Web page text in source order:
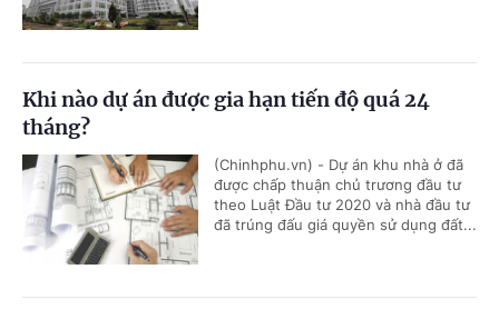
Khi nào dự án được gia hạn tiến độ quá 24
tháng?
(Chinhphu.vn) - Dự án khu nhà ở đã
được chấp thuận chủ trương đầu tư
theo Luật Đầu tư 2020 và nhà đầu tư
đã trúng đấu giá quyền sử dụng đất...